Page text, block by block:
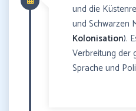
und die
und Schwarzen
Kolonisation).
Verbreitung der
Sprache und